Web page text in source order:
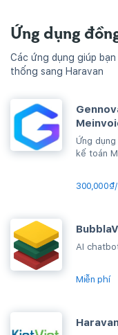
Ứng dụng
Các ứng dụng giúp
thống sang Haravan
Ứng
kế toán
BubblaV
AI
Miễn phí